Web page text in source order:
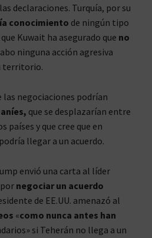
declaraciones. Turquía, por su
conocimiento de ningún tipo
Kuwait ha asegurado que no
ninguna acción agresiva
territorio.
negociaciones podrían
que se desplazarían entre
países y que cree que en
llegar a un acuerdo.
envió una carta al líder
negociar un acuerdo
de EE.UU. amenazó al
«como nunca antes han
si Teherán no llega a un